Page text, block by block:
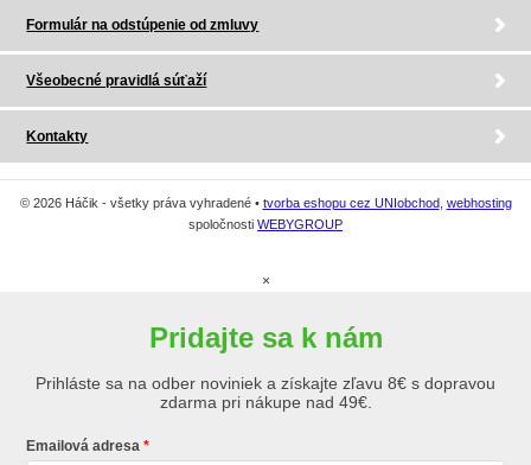
Formulár na odstúpenie od zmluvy
Všeobecné pravidlá súťaží
Kontakty
© 2026 Háčik - všetky práva vyhradené • tvorba eshopu cez UNIobchod webhosting
spoločnosti WEBYGROUP
×
Pridajte sa k nám
Prihláste sa na odber noviniek a získajte zľavu 8€ s dopravou
zdarma pri nákupe nad 49€.
Emailová adresa